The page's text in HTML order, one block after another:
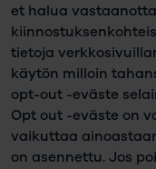
et halua
tietoja
käytön milloin
opt-out -eväste
Opt out -eväste on
vaikuttaa
on asennettu. Jos